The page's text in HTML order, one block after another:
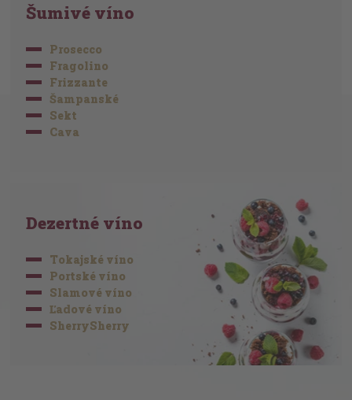
Šumivé víno
Prosecco
Fragolino
Frizzante
Šampanské
Sekt
Cava
Dezertné víno
Tokajské víno
Portské víno
Slamové víno
Ľadové víno
SherrySherry